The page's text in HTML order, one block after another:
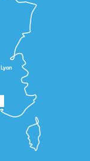
Lyon